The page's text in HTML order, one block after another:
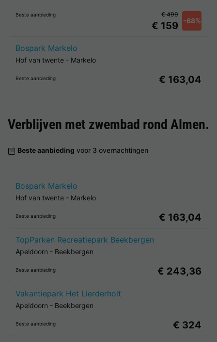
Beste aanbieding
€ 159 -68%
€ 499
Bospark Markelo
Hof van twente - Markelo
Beste aanbieding € 163,04
Verblijven met zwembad rond Almen.
Beste aanbieding voor 3 overnachtingen
Bospark Markelo
Hof van twente - Markelo
Beste aanbieding € 163,04
TopParken Recreatiepark Beekbergen
Apeldoorn - Beekbergen
Beste aanbieding € 243,36
Vakantiepark Het Lierderholt
Apeldoorn - Beekbergen
Beste aanbieding € 324